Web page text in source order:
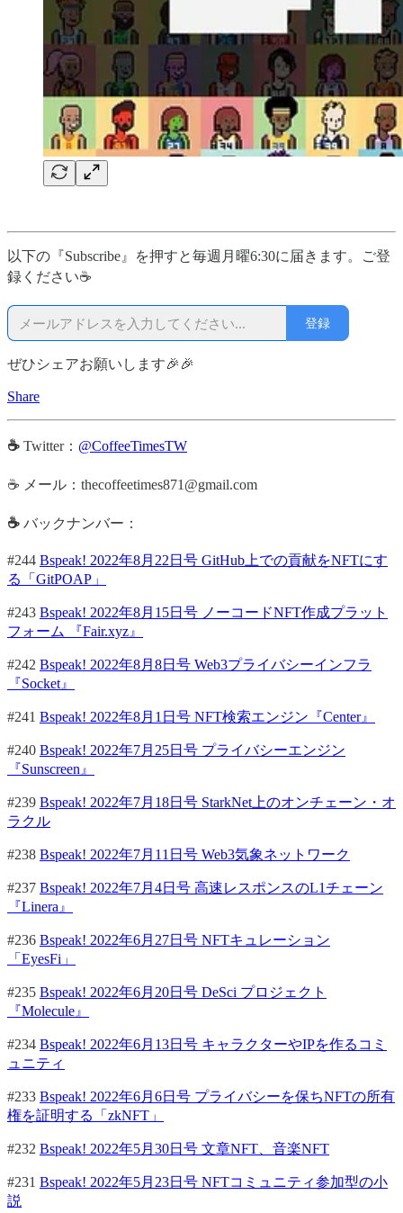
以下の『Subscribe』を押すと毎週月曜6:30に届きます。ご登
録ください☕
登録
ぜひシェアお願いします🎉🎉
Share
☕ Twitter： @CoffeeTimesTW
☕ メール：thecoffeetimes871@gmail.com
☕ バックナンバー：
#244 Bspeak! 2022年8月22日号 GitHub上での貢献をNFTにす
る「GitPOAP」
#243 Bspeak! 2022年8月15日号 ノーコードNFT作成プラット
フォーム 『Fair.xyz』
#242 Bspeak! 2022年8月8日号 Web3プライバシーインフラ
『Socket』
#241 Bspeak! 2022年8月1日号 NFT検索エンジン『Center』
#240 Bspeak! 2022年7月25日号 プライバシーエンジン
『Sunscreen』
#239 Bspeak! 2022年7月18日号 StarkNet上のオンチェーン・オ
ラクル
#238 Bspeak! 2022年7月11日号 Web3気象ネットワーク
#237 Bspeak! 2022年7月4日号 高速レスポンスのL1チェーン
『Linera』
#236 Bspeak! 2022年6月27日号 NFTキュレーション
「EyesFi」
#235 Bspeak! 2022年6月20日号 DeSci プロジェクト
『Molecule』
#234 Bspeak! 2022年6月13日号 キャラクターやIPを作るコミ
ュニティ
#233 Bspeak! 2022年6月6日号 プライバシーを保ちNFTの所有
権を証明する「zkNFT」
#232 Bspeak! 2022年5月30日号 文章NFT、音楽NFT
#231 Bspeak! 2022年5月23日号 NFTコミュニティ参加型の小
説